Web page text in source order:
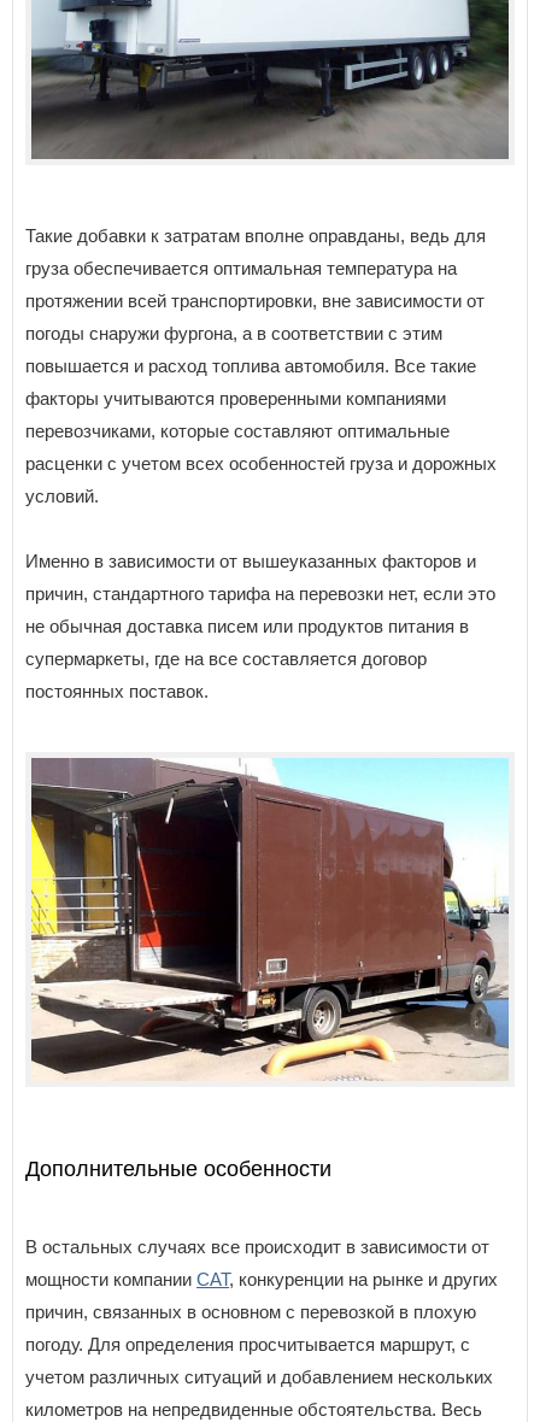
Такие добавки к затратам вполне оправданы, ведь для
груза обеспечивается оптимальная температура на
протяжении всей транспортировки, вне зависимости от
погоды снаружи фургона, а в соответствии с этим
повышается и расход топлива автомобиля. Все такие
факторы учитываются проверенными компаниями
перевозчиками, которые составляют оптимальные
расценки с учетом всех особенностей груза и дорожных
условий.
Именно в зависимости от вышеуказанных факторов и
причин, стандартного тарифа на перевозки нет, если это
не обычная доставка писем или продуктов питания в
супермаркеты, где на все составляется договор
постоянных поставок.
Дополнительные особенности
В остальных случаях все происходит в зависимости от
мощности компании САТ, конкуренции на рынке и других
причин, связанных в основном с перевозкой в плохую
погоду. Для определения просчитывается маршрут, с
учетом различных ситуаций и добавлением нескольких
километров на непредвиденные обстоятельства. Весь